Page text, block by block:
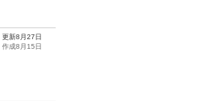
更新8月27日
作成8月15日